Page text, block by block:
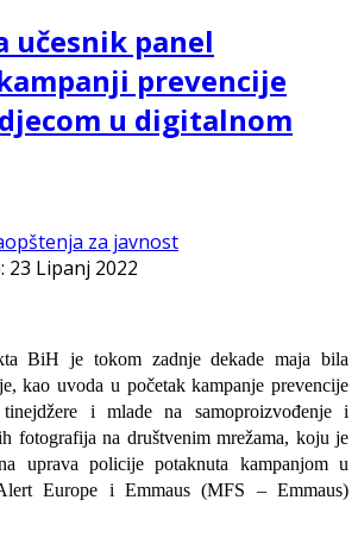
učesnik panel
prevencije
u digitalnom
za javnost
23 Lipanj 2022
BiH je tokom zadnje dekade maja bila
kao uvoda u početak kampanje prevencije
i mlade na samoproizvođenje i
fotografija na društvenim mrežama, koju je
uprava policije potaknuta kampanjom u
Europe i Emmaus (MFS – Emmaus)